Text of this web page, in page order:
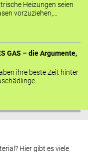
Heizungen seien
vorzuziehen,...
GAS – die Argumente,
ihre beste Zeit hinter
Hier gibt es viele